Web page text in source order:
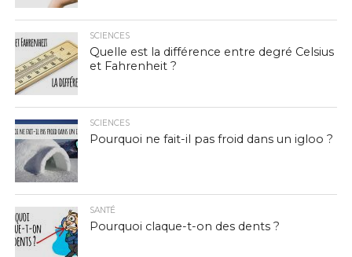
SCIENCES
Quelle est la différence entre degré Celsius
et Fahrenheit ?
SCIENCES
Pourquoi ne fait-il pas froid dans un igloo ?
SANTÉ
Pourquoi claque-t-on des dents ?